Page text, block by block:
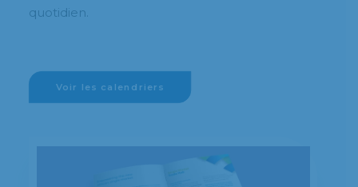
quotidien.
Voir les calendriers